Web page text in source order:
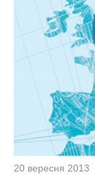
20 вересня 2013